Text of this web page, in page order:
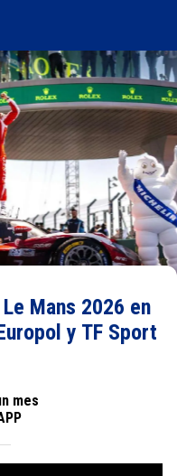
Mans 2026 en
y TF Sport
mes